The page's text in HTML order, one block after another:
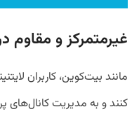
غیرمتمرکز و مقاوم
مانند بیت‌کوین، کاربران
کنند و به مدیریت کانال‌های